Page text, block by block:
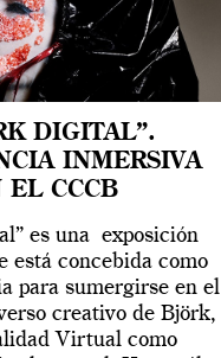
DIGITAL”.
INMERSIVA
EL CCCB
es una exposición
está concebida como
para sumergirse en el
creativo de Björk,
Virtual como